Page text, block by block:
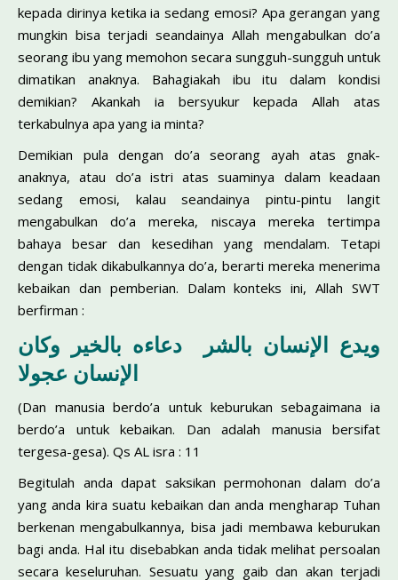
kepada dirinya ketika ia sedang emosi? Apa gerangan yang
mungkin bisa terjadi seandainya Allah mengabulkan do’a
seorang ibu yang memohon secara sungguh-sungguh untuk
dimatikan anaknya. Bahagiakah ibu itu dalam kondisi
demikian? Akankah ia bersyukur kepada Allah atas
terkabulnya apa yang ia minta?
Demikian pula dengan do’a seorang ayah atas gnak-
anaknya, atau do’a istri atas suaminya dalam keadaan
sedang emosi, kalau seandainya pintu-pintu langit
mengabulkan do’a mereka, niscaya mereka tertimpa
bahaya besar dan kesedihan yang mendalam. Tetapi
dengan tidak dikabulkannya do’a, berarti mereka menerima
kebaikan dan pemberian. Dalam konteks ini, Allah SWT
berfirman :
ويدع الإنسان بالشر دعاءه بالخير وكان
الإنسان عجولا
(Dan manusia berdo’a untuk keburukan sebagaimana ia
berdo’a untuk kebaikan. Dan adalah manusia bersifat
tergesa-gesa). Qs AL isra : 11
Begitulah anda dapat saksikan permohonan dalam do’a
yang anda kira suatu kebaikan dan anda mengharap Tuhan
berkenan mengabulkannya, bisa jadi membawa keburukan
bagi anda. Hal itu disebabkan anda tidak melihat persoalan
secara keseluruhan. Sesuatu yang gaib dan akan terjadi